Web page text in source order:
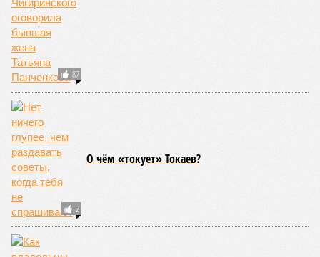
Земля уже не раз показывала человечеству свой крутой
нрав – когда покажет снова?
Последние времена
Земля уже не раз показывала человечеству свой крутой нрав – когда
Природа постоянно вступает в противоречие с нами. Ведь пока
она стремится всё на планете держать в балансе, человечество
не особенно церемонится с окружающей средой. Самые
массовые катастрофы в прошлом – какими они были? Какие
ждут нас со дня на день и чем грозят?